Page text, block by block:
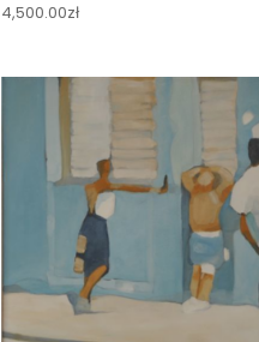
4,500.00zł